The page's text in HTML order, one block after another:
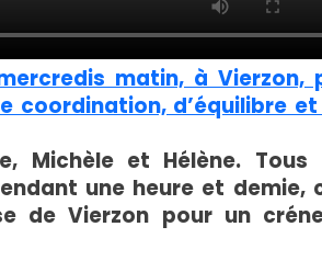
matin, à Vierzon,
coordination, d’équilibre
Michèle et Hélène. Tous
une heure et demie,
de Vierzon pour un